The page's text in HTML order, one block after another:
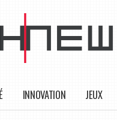
INNOVATION JEUX